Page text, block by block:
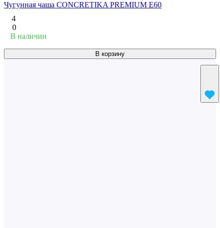
Чугунная чаша CONCRETIKA PREMIUM E60
4
0
В наличии
В корзину